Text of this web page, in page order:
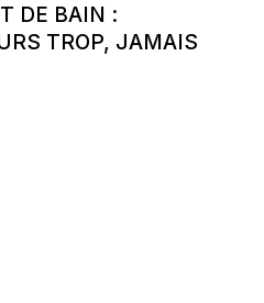
DE BAIN :
TROP, JAMAIS